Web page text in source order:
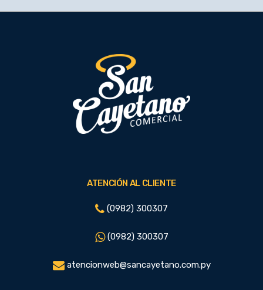
ATENCIÓN AL CLIENTE
(0982) 300307
(0982) 300307
atencionweb@sancayetano.com.py